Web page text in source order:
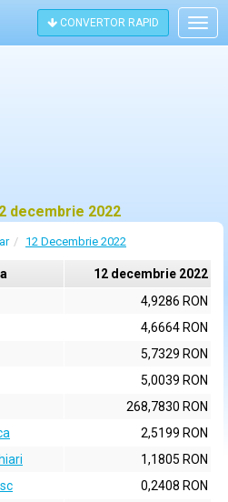
CONVERTOR RAPID
decembrie 2022
12 Decembrie 2022
12 decembrie 2022
4,9286 RON
4,6664 RON
5,7329 RON
5,0039 RON
268,7830 RON
2,5199 RON
1,1805 RON
0,2408 RON